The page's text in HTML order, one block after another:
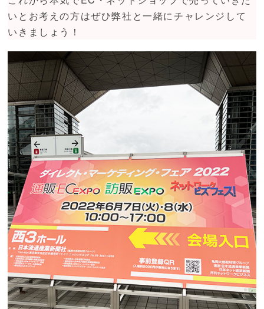
いとお考えの方はぜひ弊社と一緒にチャレンジして
いきましょう！